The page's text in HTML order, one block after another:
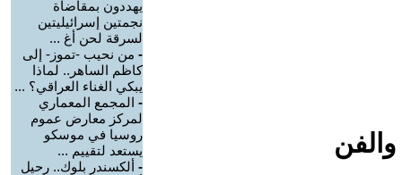
يهددون بمقاضاة
نجمتين إسرائيليتين
لسرقة لحن أغ ...
- من نحيب -تموز- إلى
كاظم الساهر.. لماذا
يبكي الغناء العراقي؟ ...
- المجمع المعماري
لمركز معارض عموم
روسيا في موسكو
يستعد لتقييم ...
- ألكسندر بلوك.. رحيل